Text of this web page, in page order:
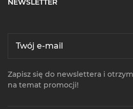
NEWSLETTER
Zapisz się do newslettera i
na temat promocji!